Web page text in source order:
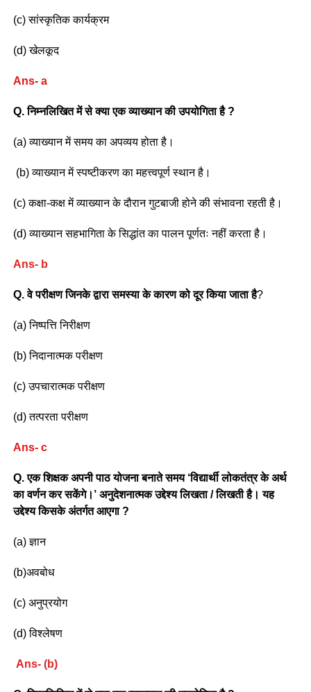
(c) सांस्कृतिक कार्यक्रम
(d) खेलकूद
Ans- a
Q. निम्नलिखित में से क्या एक व्याख्यान की उपयोगिता है ?
(a) व्याख्यान में समय का अपव्यय होता है।
(b) व्याख्यान में स्पष्टीकरण का महत्त्वपूर्ण स्थान है।
(c) कक्षा-कक्ष में व्याख्यान के दौरान गुटबाजी होने की संभावना रहती है।
(d) व्याख्यान सहभागिता के सिद्धांत का पालन पूर्णतः नहीं करता है।
Ans- b
Q. वे परीक्षण जिनके द्वारा समस्या के कारण को दूर किया जाता है?
(a) निष्पत्ति निरीक्षण
(b) निदानात्मक परीक्षण
(c) उपचारात्मक परीक्षण
(d) तत्परता परीक्षण
Ans- c
Q. एक शिक्षक अपनी पाठ योजना बनाते समय ‘विद्यार्थी लोकतंत्र के अर्थ
का वर्णन कर सकेंगे।’ अनुदेशनात्मक उद्देश्य लिखता / लिखती है। यह
उद्देश्य किसके अंतर्गत आएगा ?
(a) ज्ञान
(b)अवबोध
(c) अनुप्रयोग
(d) विश्लेषण
Ans- (b)